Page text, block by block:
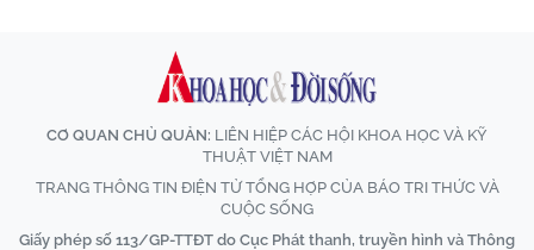
CƠ QUAN CHỦ QUẢN: LIÊN HIỆP CÁC HỘI KHOA HỌC VÀ KỸ
THUẬT VIỆT NAM
TRANG THÔNG TIN ĐIỆN TỬ TỔNG HỢP CỦA BÁO TRI THỨC VÀ
CUỘC SỐNG
Giấy phép số 113/GP-TTĐT do Cục Phát thanh, truyền hình và Thông